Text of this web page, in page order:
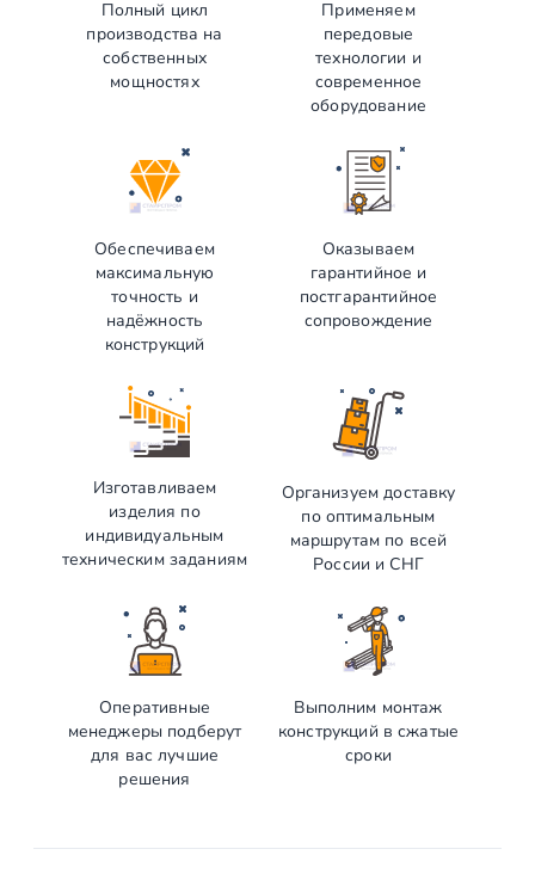
Полный цикл
производства на
собственных
мощностях
Применяем
передовые
технологии и
современное
оборудование
Обеспечиваем
максимальную
точность и
надёжность
конструкций
Оказываем
гарантийное и
постгарантийное
сопровождение
Изготавливаем
изделия по
индивидуальным
техническим заданиям
Организуем доставку
по оптимальным
маршрутам по всей
России и СНГ
Оперативные
менеджеры подберут
для вас лучшие
решения
Выполним монтаж
конструкций в сжатые
сроки